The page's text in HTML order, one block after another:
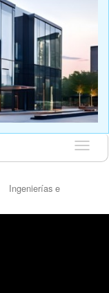
Idioma
Ingenierías e